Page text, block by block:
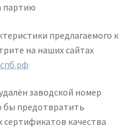
партию
предлагаемого к
на наших сайтах
заводской номер
бы предотвратить
качества